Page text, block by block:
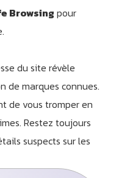
Browsing pour
du site révèle
de marques connues.
de vous tromper en
Restez toujours
suspects sur les